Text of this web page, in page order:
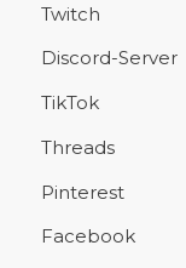
Twitch
Discord-Server
TikTok
Threads
Pinterest
Facebook